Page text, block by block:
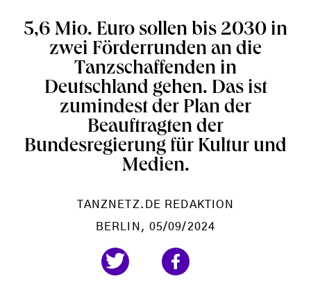
5,6 Mio. Euro sollen bis 2030 in
zwei Förderrunden an die
Tanzschaffenden in
Deutschland gehen. Das ist
zumindest der Plan der
Beauftragten der
Bundesregierung für Kultur und
Medien.
TANZNETZ.DE REDAKTION
BERLIN , 05/09/2024